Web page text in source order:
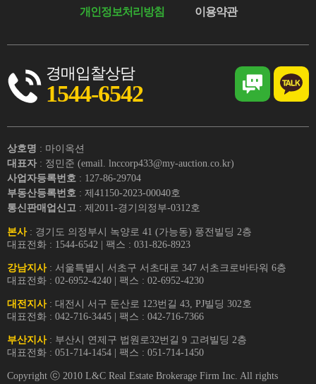
개인정보처리방침 이용약관
경매입찰상담
1544-6542
상호명 : 마이옥션
대표자 : 정민준 (email. lnccorp433@my-auction.co.kr)
사업자등록번호 : 127-86-29704
부동산등록번호 : 제41150-2023-00040호
통신판매업신고 : 제2011-경기의정부-0312호
본사: 경기도 의정부시 녹양로 41 (가능동) 풍전빌딩 2층
대표전화 : 1544-6542 | 팩스 : 031-826-8923
강남지사: 서울특별시 서초구 서초대로 347 서초크로바타워 6층
대표전화 : 02-6952-4240 | 팩스 : 02-6952-4230
대전지사: 대전시 서구 둔산로 123번길 43, PJ빌딩 302호
대표전화 : 042-716-3445 | 팩스 : 042-716-7366
부산지사: 부산시 연제구 법원로32번길 9 고려빌딩 2층
대표전화 : 051-714-1454 | 팩스 : 051-714-1450
Copyright ⓒ 2010 L&C Real Estate Brokerage Firm Inc. All rights